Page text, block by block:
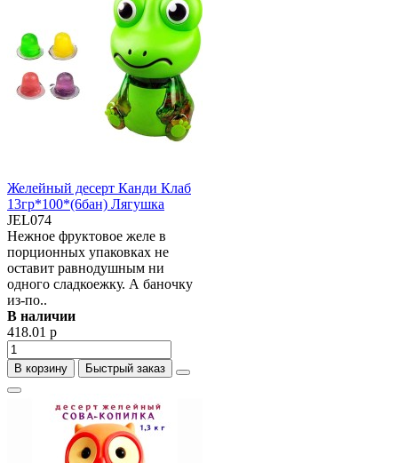
Желейный десерт Канди Клаб
13гр*100*(6бан) Лягушка
JEL074
Нежное фруктовое желе в
порционных упаковках не
оставит равнодушным ни
одного сладкоежку. А баночку
из-по..
В наличии
418.01 р
В корзину Быстрый заказ